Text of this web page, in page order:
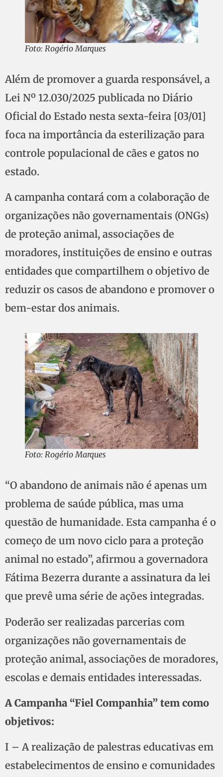
Foto: Rogério Marques
Além de promover a guarda responsável, a
Lei Nº 12.030/2025 publicada no Diário
Oficial do Estado nesta sexta-feira [03/01]
foca na importância da esterilização para
controle populacional de cães e gatos no
estado.
A campanha contará com a colaboração de
organizações não governamentais (ONGs)
de proteção animal, associações de
moradores, instituições de ensino e outras
entidades que compartilhem o objetivo de
reduzir os casos de abandono e promover o
bem-estar dos animais.
Foto: Rogério Marques
“O abandono de animais não é apenas um
problema de saúde pública, mas uma
questão de humanidade. Esta campanha é o
começo de um novo ciclo para a proteção
animal no estado”, afirmou a governadora
Fátima Bezerra durante a assinatura da lei
que prevê uma série de ações integradas.
Poderão ser realizadas parcerias com
organizações não governamentais de
proteção animal, associações de moradores,
escolas e demais entidades interessadas.
A Campanha “Fiel Companhia” tem como
objetivos:
I – A realização de palestras educativas em
estabelecimentos de ensino e comunidades